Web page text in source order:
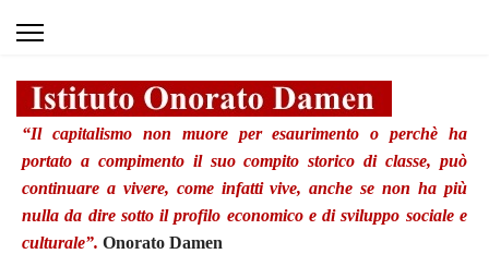
“Il capitalismo non muore per esaurimento o perchè ha
portato a compimento il suo compito storico di classe, può
continuare a vivere, come infatti vive, anche se non ha più
nulla da dire sotto il profilo economico e di sviluppo sociale e
culturale”. Onorato Damen